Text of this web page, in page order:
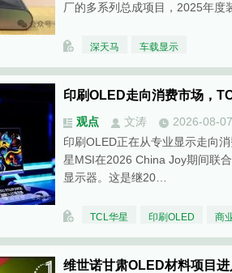
厂的多系列总成项目，2025年
深天马 车载显示
印刷OLED走向消费市场，
观点 文涛
2026-08-07
印刷OLED正在从专业显示走向
星MSI在2026 China Joy期间联
显示器。这是继20…
TCL华星 印刷OLED 商
维世诺甘肃OLED材料项目